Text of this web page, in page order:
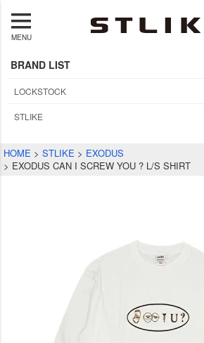
MENU
BRAND LIST
LOCKSTOCK
STLIKE
HOME STLIKE
EXODUS
EXODUS CAN I SCREW YOU ? L/S SHIRT